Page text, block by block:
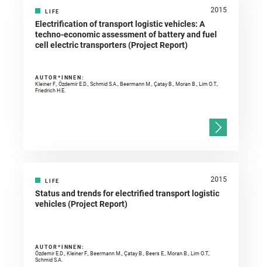
LIFE 2015
Electrification of transport logistic vehicles: A
techno-economic assessment of battery and fuel
cell electric transporters (Project Report)
AUTOR*INNEN:
Kleiner F., Özdemir E.D., Schmid S.A., Beermann M., Çatay B., Moran B., Lim O.T.,
Friedrich H.E.
LIFE 2015
Status and trends for electrified transport logistic
vehicles (Project Report)
AUTOR*INNEN:
Özdemir E.D., Kleiner F., Beermann M., Çatay B., Beers E., Moran B., Lim O.T.,
Schmid S.A.